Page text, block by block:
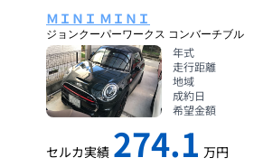
ＭＩＮＩ ＭＩＮＩ
ジョンクーパーワークス コンバーチブル
年式
走行距離
地域
成約日
希望金額
セルカ実績 274.1 万円